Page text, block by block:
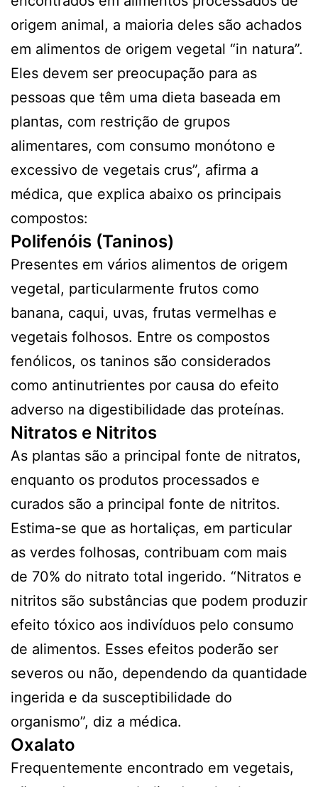
origem animal, a maioria deles são achados
em alimentos de origem vegetal “in natura”.
Eles devem ser preocupação para as
pessoas que têm uma dieta baseada em
plantas, com restrição de grupos
alimentares, com consumo monótono e
excessivo de vegetais crus”, afirma a
médica, que explica abaixo os principais
compostos:
Polifenóis (Taninos)
Presentes em vários alimentos de origem
vegetal, particularmente frutos como
banana, caqui, uvas, frutas vermelhas e
vegetais folhosos. Entre os compostos
fenólicos, os taninos são considerados
como antinutrientes por causa do efeito
adverso na digestibilidade das proteínas.
Nitratos e Nitritos
As plantas são a principal fonte de nitratos,
enquanto os produtos processados e
curados são a principal fonte de nitritos.
Estima-se que as hortaliças, em particular
as verdes folhosas, contribuam com mais
de 70% do nitrato total ingerido. “Nitratos e
nitritos são substâncias que podem produzir
efeito tóxico aos indivíduos pelo consumo
de alimentos. Esses efeitos poderão ser
severos ou não, dependendo da quantidade
ingerida e da susceptibilidade do
organismo”, diz a médica.
Oxalato
Frequentemente encontrado em vegetais,